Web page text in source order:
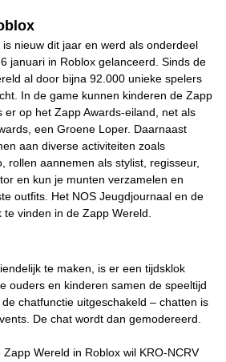
nieuw dit jaar en werd als onderdeel
januari in Roblox gelanceerd. Sinds de
al door bijna 92.000 unieke spelers
In de game kunnen kinderen de Zapp
er op het Zapp Awards-eiland, net als
een Groene Loper. Daarnaast
aan diverse activiteiten zoals
rollen aannemen als stylist, regisseur,
en kun je munten verzamelen en
outfits. Het NOS Jeugdjournaal en de
vinden in de Zapp Wereld.
te maken, is er een tijdsklok
ouders en kinderen samen de speeltijd
chatfunctie uitgeschakeld – chatten is
De chat wordt dan gemodereerd.
Wereld in Roblox wil KRO-NCRV